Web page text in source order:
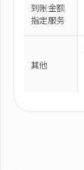
到账金额
指定服务
其他